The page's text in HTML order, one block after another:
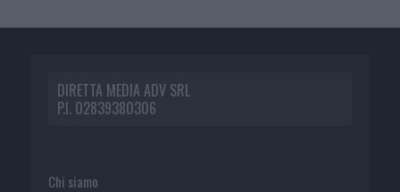
DIRETTA MEDIA ADV SRL
P.I. 02839380306
Chi siamo